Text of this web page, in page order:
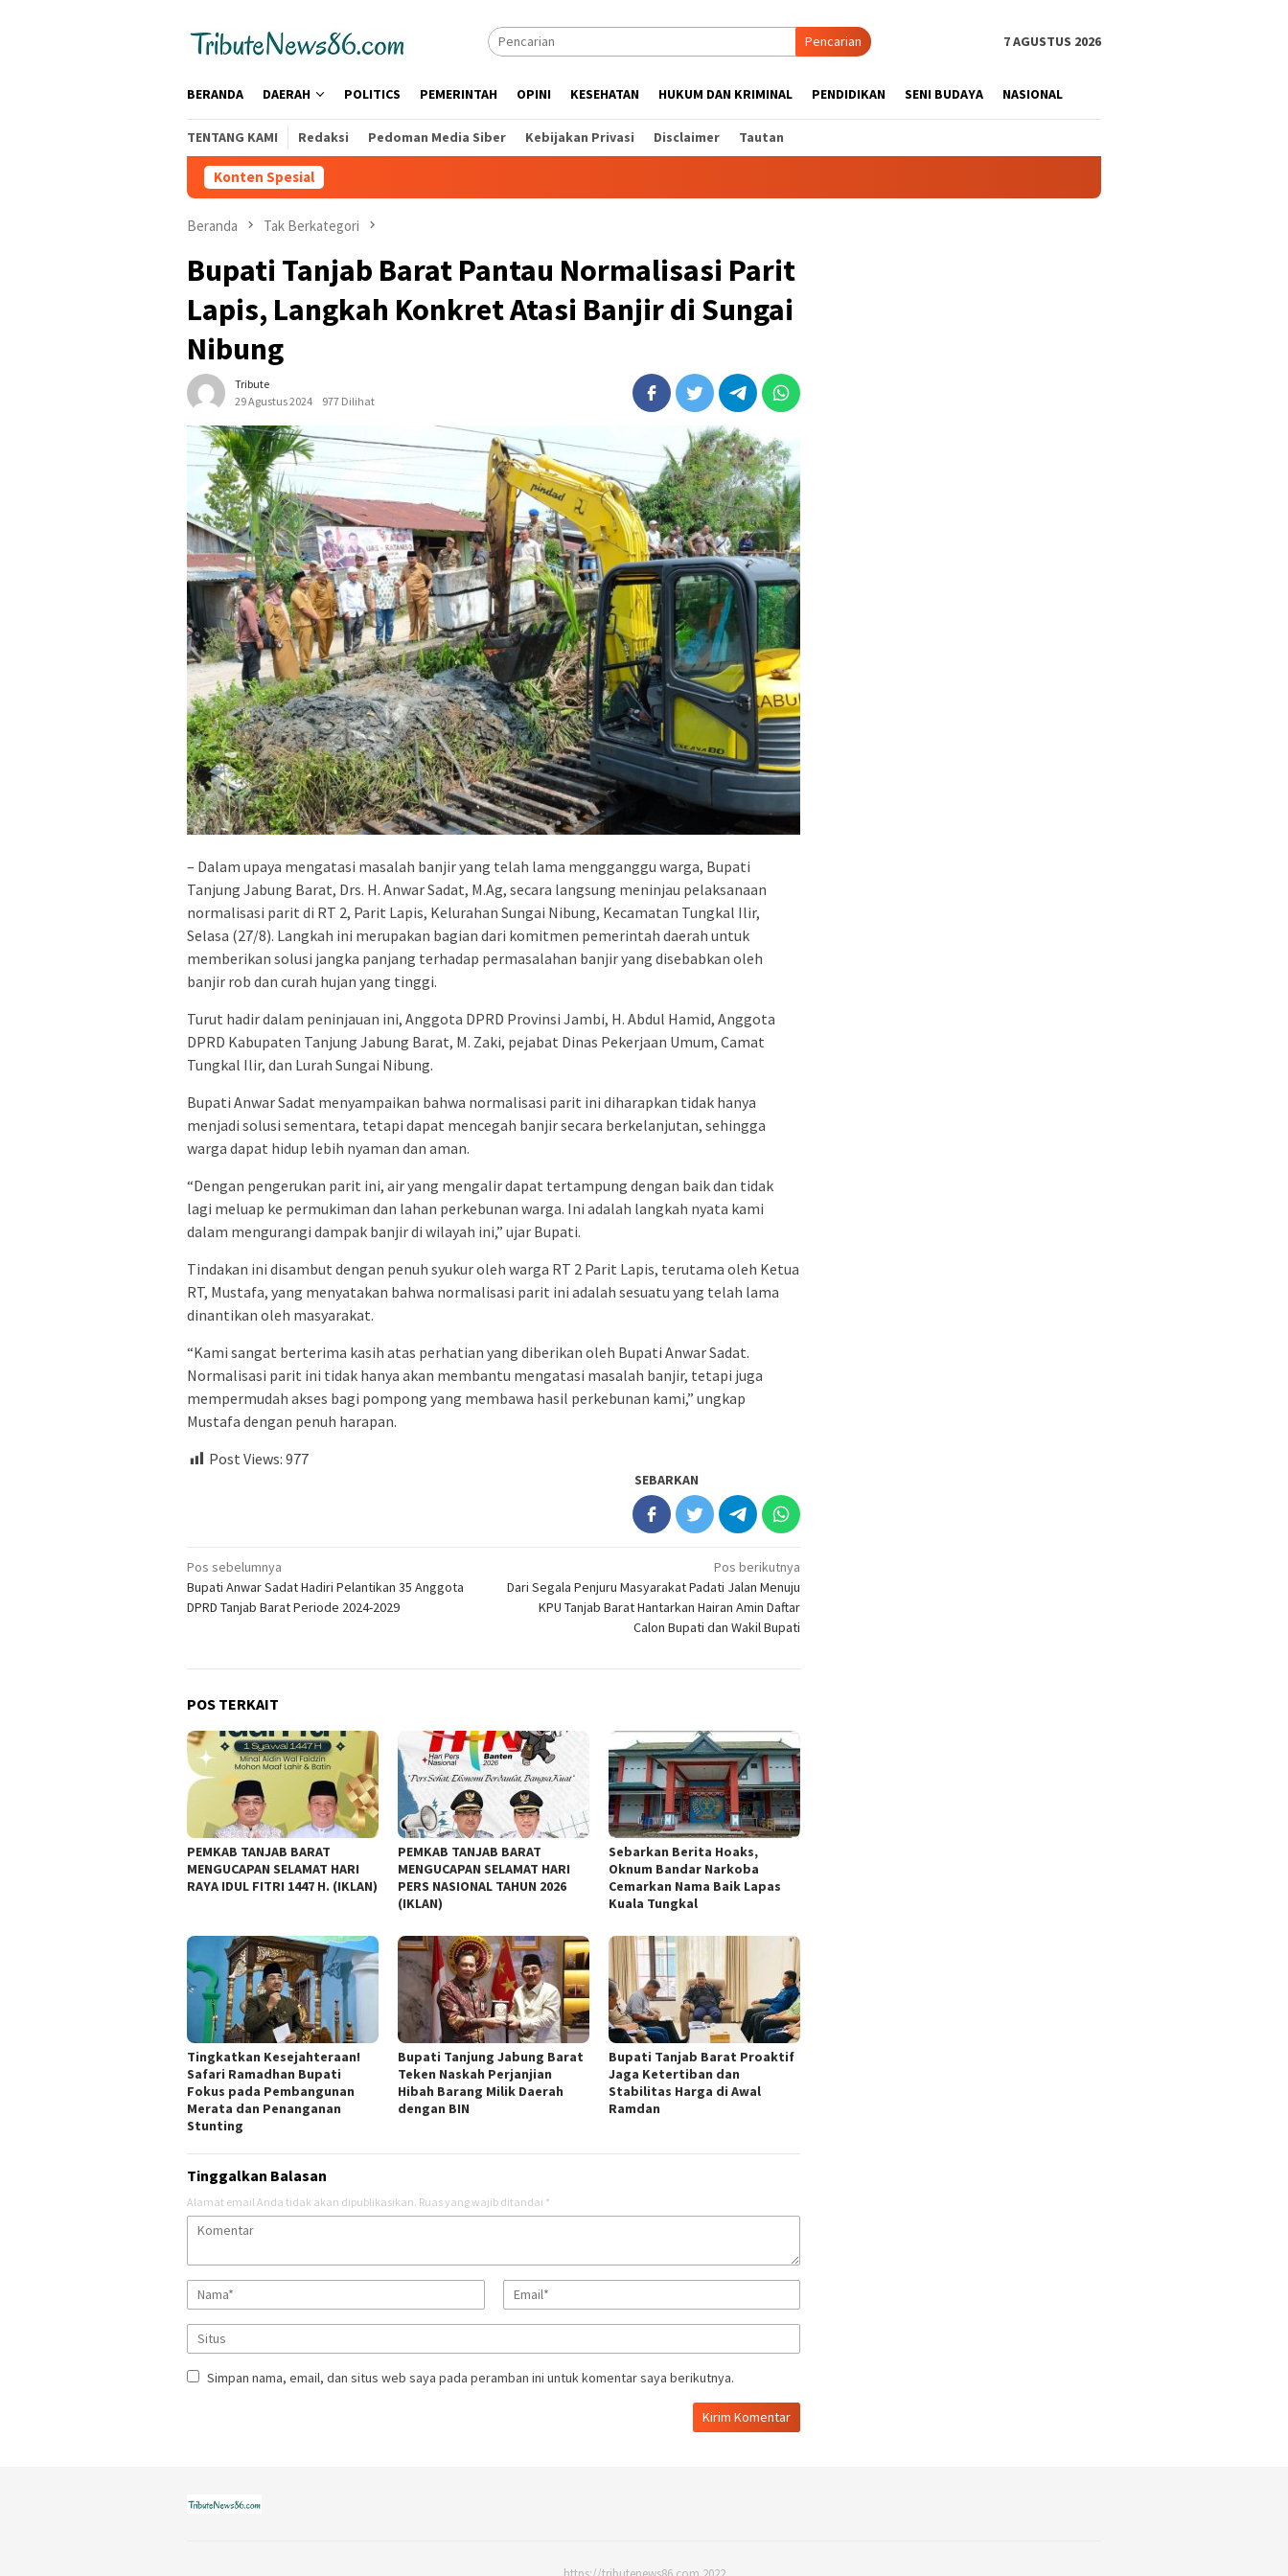
Pencarian 7 AGUSTUS 2026
BERANDA DAERAH POLITICS PEMERINTAH OPINI KESEHATAN HUKUM DAN KRIMINAL PENDIDIKAN SENI BUDAYA NASIONAL
TENTANG KAMI Redaksi Pedoman Media Siber Kebijakan Privasi Disclaimer Tautan
Konten Spesial
Beranda Tak Berkategori
Bupati Tanjab Barat Pantau Normalisasi Parit
Lapis, Langkah Konkret Atasi Banjir di Sungai
Nibung
Tribute
29 Agustus 2024
977 Dilihat
– Dalam upaya mengatasi masalah banjir yang telah lama mengganggu warga, Bupati
Tanjung Jabung Barat, Drs. H. Anwar Sadat, M.Ag, secara langsung meninjau pelaksanaan
normalisasi parit di RT 2, Parit Lapis, Kelurahan Sungai Nibung, Kecamatan Tungkal Ilir,
Selasa (27/8). Langkah ini merupakan bagian dari komitmen pemerintah daerah untuk
memberikan solusi jangka panjang terhadap permasalahan banjir yang disebabkan oleh
banjir rob dan curah hujan yang tinggi.
Turut hadir dalam peninjauan ini, Anggota DPRD Provinsi Jambi, H. Abdul Hamid, Anggota
DPRD Kabupaten Tanjung Jabung Barat, M. Zaki, pejabat Dinas Pekerjaan Umum, Camat
Tungkal Ilir, dan Lurah Sungai Nibung.
Bupati Anwar Sadat menyampaikan bahwa normalisasi parit ini diharapkan tidak hanya
menjadi solusi sementara, tetapi dapat mencegah banjir secara berkelanjutan, sehingga
warga dapat hidup lebih nyaman dan aman.
“Dengan pengerukan parit ini, air yang mengalir dapat tertampung dengan baik dan tidak
lagi meluap ke permukiman dan lahan perkebunan warga. Ini adalah langkah nyata kami
dalam mengurangi dampak banjir di wilayah ini,” ujar Bupati.
Tindakan ini disambut dengan penuh syukur oleh warga RT 2 Parit Lapis, terutama oleh Ketua
RT, Mustafa, yang menyatakan bahwa normalisasi parit ini adalah sesuatu yang telah lama
dinantikan oleh masyarakat.
“Kami sangat berterima kasih atas perhatian yang diberikan oleh Bupati Anwar Sadat.
Normalisasi parit ini tidak hanya akan membantu mengatasi masalah banjir, tetapi juga
mempermudah akses bagi pompong yang membawa hasil perkebunan kami,” ungkap
Mustafa dengan penuh harapan.
Post Views: 977
SEBARKAN
Navigasi
pos
Pos sebelumnya
Bupati Anwar Sadat Hadiri Pelantikan 35 Anggota
DPRD Tanjab Barat Periode 2024-2029
Pos berikutnya
Dari Segala Penjuru Masyarakat Padati Jalan Menuju
KPU Tanjab Barat Hantarkan Hairan Amin Daftar
Calon Bupati dan Wakil Bupati
POS TERKAIT
PEMKAB TANJAB BARAT
MENGUCAPAN SELAMAT HARI
RAYA IDUL FITRI 1447 H. (IKLAN)
PEMKAB TANJAB BARAT
MENGUCAPAN SELAMAT HARI
PERS NASIONAL TAHUN 2026
(IKLAN)
Sebarkan Berita Hoaks,
Oknum Bandar Narkoba
Cemarkan Nama Baik Lapas
Kuala Tungkal
Tingkatkan Kesejahteraan!
Safari Ramadhan Bupati
Fokus pada Pembangunan
Merata dan Penanganan
Stunting
Bupati Tanjung Jabung Barat
Teken Naskah Perjanjian
Hibah Barang Milik Daerah
dengan BIN
Bupati Tanjab Barat Proaktif
Jaga Ketertiban dan
Stabilitas Harga di Awal
Ramdan
Tinggalkan Balasan
Alamat email Anda tidak akan dipublikasikan. Ruas yang wajib ditandai *
Simpan nama, email, dan situs web saya pada peramban ini untuk komentar saya berikutnya.